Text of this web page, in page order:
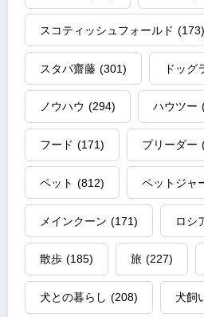
スコティッシュフォールド (173)
スタパ齋藤 (301) ドッグ
ノウハウ (294) ハウツー
フード (171) ブリーダー
ペット (812) ペットジャ
メインクーン (171) ロシ
散歩 (185) 旅 (227)
犬との暮らし (208) 犬飼